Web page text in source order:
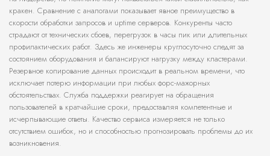
кракен. Сравнение с аналогами показывает явное преимущество в
скорости обработки запросов и uptime серверов. Конкуренты часто
страдают от технических сбоев, перегрузок в часы пик или длительных
профилактических работ. Здесь же инженеры круглосуточно следят за
состоянием оборудования и балансируют нагрузку между кластерами.
Резервное копирование данных происходит в реальном времени, что
исключает потерю информации при любых форс-мажорных
обстоятельствах. Служба поддержки реагирует на обращения
пользователей в кратчайшие сроки, предоставляя компетентные и
исчерпывающие ответы. Качество сервиса измеряется не только
отсутствием ошибок, но и способностью прогнозировать проблемы до их
возникновения.